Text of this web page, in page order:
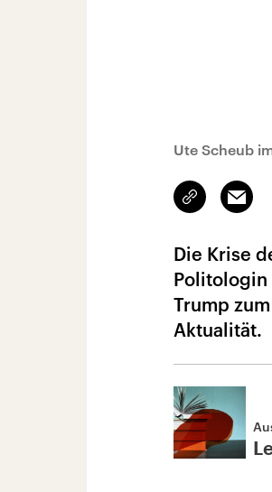
Ute Scheub
Link
kopieren/teilen
Email
Die Krise
Politologin
Trump
Aktualität.